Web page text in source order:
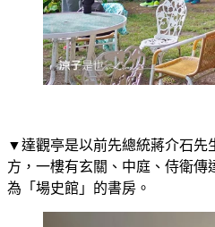
▼達觀亭是以前先總統蔣介石先
方，一樓有玄關、中庭、侍衛
為「場史館」的書房。